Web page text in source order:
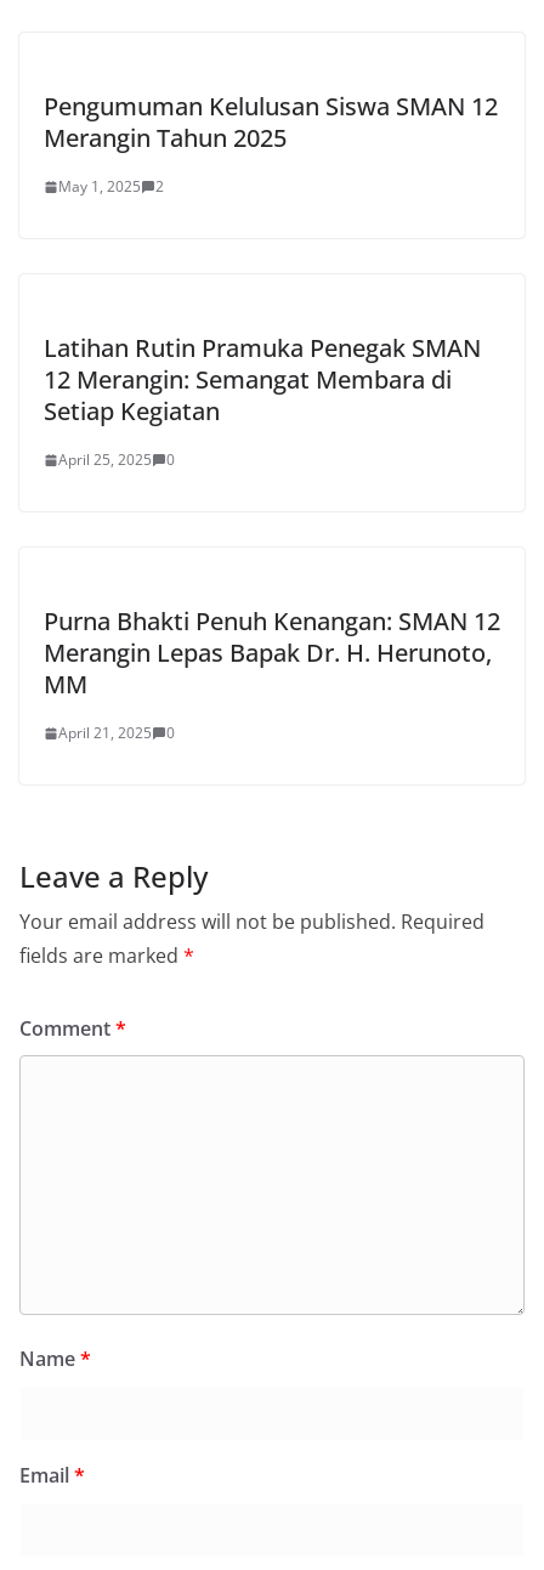
Pengumuman Kelulusan Siswa SMAN 12
Merangin Tahun 2025
May 1, 2025 2
Latihan Rutin Pramuka Penegak SMAN
12 Merangin: Semangat Membara di
Setiap Kegiatan
April 25, 2025 0
Purna Bhakti Penuh Kenangan: SMAN 12
Merangin Lepas Bapak Dr. H. Herunoto,
MM
April 21, 2025 0
Leave a Reply
Your email address will not be published. Required
fields are marked *
Comment*
Name*
Email*